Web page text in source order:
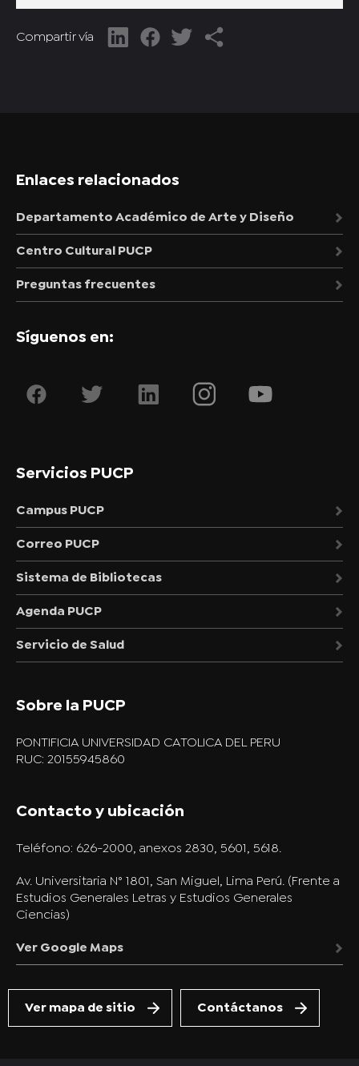
Compartir vía
Enlaces relacionados
Departamento Académico de Arte y Diseño
Centro Cultural PUCP
Preguntas frecuentes
Síguenos en:
Servicios PUCP
Campus PUCP
Correo PUCP
Sistema de Bibliotecas
Agenda PUCP
Servicio de Salud
Sobre la PUCP
PONTIFICIA UNIVERSIDAD CATOLICA DEL PERU
RUC: 20155945860
Contacto y ubicación
Teléfono: 626-2000, anexos 2830, 5601, 5618.
Av. Universitaria N° 1801, San Miguel, Lima Perú. (Frente a
Estudios Generales Letras y Estudios Generales
Ciencias)
Ver Google Maps
Ver mapa de sitio Contáctanos